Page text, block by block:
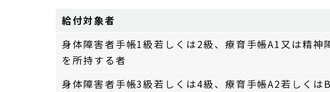
給付対象者
身体障害者手帳1級若しくは2級、療育手帳A1又は精神
を所持する者
身体障害者手帳3級若しくは4級、療育手帳A2若しく